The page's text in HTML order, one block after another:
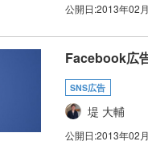
公開日:2013年02
Facebook広
SNS広告
堤 大輔
公開日:2013年02